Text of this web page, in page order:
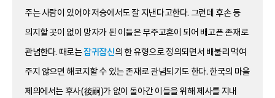
주는 사람이 있어야 저승에서도 잘 지낸다고한다. 그런데 후손 등
의지할 곳이 없이 망자가 된 이들은 무주고혼이 되어 배고픈 존재로
관념한다. 때로는잡귀잡신의 한 유형으로 정의되면서 배불리 먹여
주지 않으면 해코지할 수 있는 존재로 관념되기도 한다. 한국의 마을
제의에서는 후사(後嗣)가 없이 돌아간 이들을 위해 제사를 지내